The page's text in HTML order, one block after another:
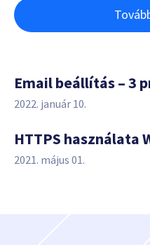
Email beállítás – 3
2022. január 10.
HTTPS használata
2021. május 01.